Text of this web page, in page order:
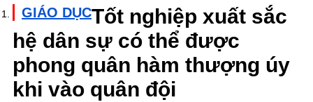
GIÁO DỤCTốt nghiệp xuất sắc
hệ dân sự có thể được
phong quân hàm thượng úy
khi vào quân đội